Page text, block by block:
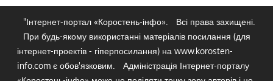
"Інтернет-портал «Коростень-інфо».
Всі права захищені.
При будь-якому використанні матеріалів посилання (для
інтернет-проектів - гіперпосилання) на www.korosten-
info.com є обов'язковим.
Адміністрація Інтернет-порталу